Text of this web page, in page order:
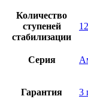
Количество
ступеней
стабилизации
12
Серия
Гарантия 3